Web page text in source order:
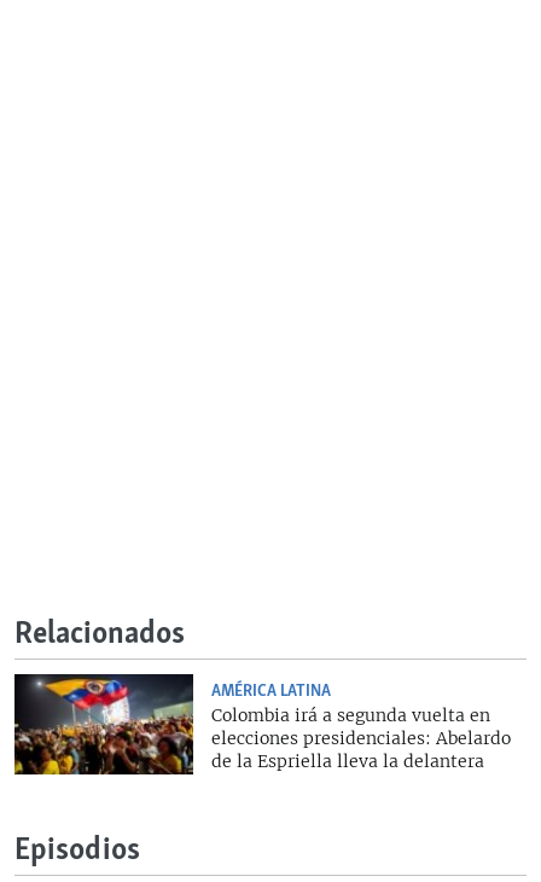
Relacionados
AMÉRICA LATINA
Colombia irá a segunda vuelta en
elecciones presidenciales: Abelardo
de la Espriella lleva la delantera
Episodios